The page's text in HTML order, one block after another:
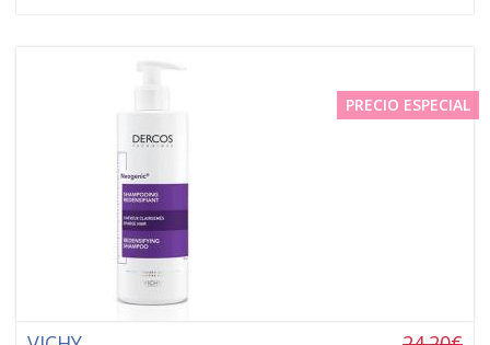
PRECIO ESPECIAL